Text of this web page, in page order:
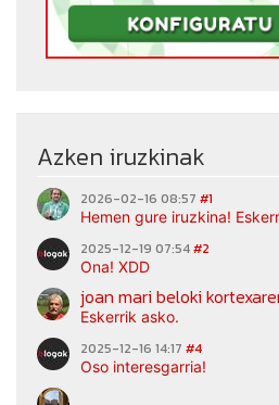
Azken iruzkinak
2026-02-16 08:57 #1
Hemen gure iruzkina!
2025-12-19 07:54#2
Ona! XDD
joan mari beloki
Eskerrik asko.
2025-12-16 14:17 #4
Oso interesgarria!